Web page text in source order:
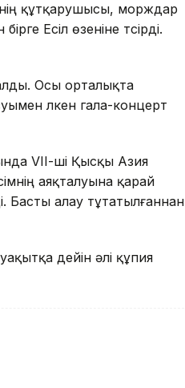
құтқарушысы, морждар
Есіл өзеніне түсірді.
Осы орталықта
үлкен гала-концерт
VІІ-ші Қысқы Азия
аяқталуына қарай
Басты алау тұтатылғаннан
дейін әлі құпия